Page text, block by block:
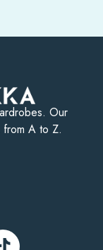
Our
from A to Z.